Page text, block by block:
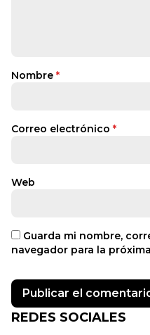
Nombre *
Correo electrónico *
Web
Guarda mi nombre,
navegador para la
REDES SOCIALES